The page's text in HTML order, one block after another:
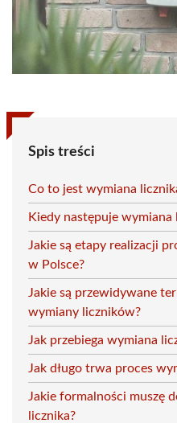
Spis treści
Co to jest wymiana
Kiedy następuje wymiana
Jakie są etapy realizacji
w Polsce?
Jakie są przewidywane
wymiany liczników?
Jak przebiega wymiana
Jak długo trwa proces
Jakie formalności muszę
licznika?